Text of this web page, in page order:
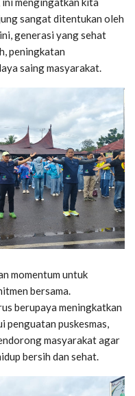
sangat ditentukan oleh
generasi yang sehat
peningkatan
saing masyarakat.
momentum untuk
bersama.
berupaya meningkatkan
penguatan puskesmas,
masyarakat agar
bersih dan sehat.